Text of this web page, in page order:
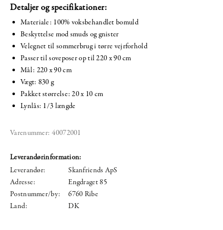
Detaljer og specifikationer:
Materiale: 100% voksbehandlet bomuld
Beskyttelse mod smuds og gnister
Velegnet til sommerbrug i tørre vejrforhold
Passer til soveposer op til 220 x 90 cm
Mål: 220 x 90 cm
Vægt: 830 g
Pakket størrelse: 20 x 10 cm
Lynlås: 1/3 længde
Varenummer: 40072001
Leverandørinformation:
Leverandør:
Skanfriends ApS
Adresse:
Engdraget 85
Postnummer/by:
6760 Ribe
Land:
DK